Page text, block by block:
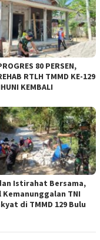
80 PERSEN,
RTLH TMMD KE-129
KEMBALI
Istirahat Bersama,
Kemanunggalan TNI
di TMMD 129 Bulu